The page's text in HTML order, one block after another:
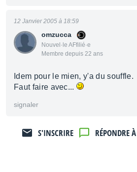
omzucca
Nouvel·le AFfilié·e
Membre depuis 22 ans
12 Janvier 2005 à 18:59
Idem pour le mien, y'a du souffle.
Faut faire avec...
signaler
RÉPONDRE
S'INSCRIRE